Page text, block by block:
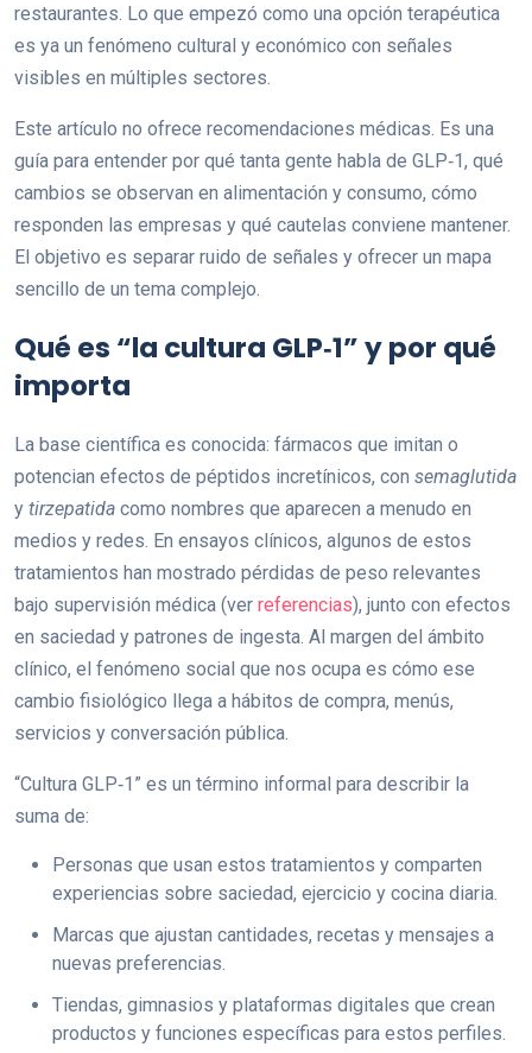
restaurantes. Lo que empezó como una opción terapéutica
es ya un fenómeno cultural y económico con señales
visibles en múltiples sectores.
Este artículo no ofrece recomendaciones médicas. Es una
guía para entender por qué tanta gente habla de GLP‑1, qué
cambios se observan en alimentación y consumo, cómo
responden las empresas y qué cautelas conviene mantener.
El objetivo es separar ruido de señales y ofrecer un mapa
sencillo de un tema complejo.
Qué es “la cultura GLP‑1” y por qué
importa
La base científica es conocida: fármacos que imitan o
potencian efectos de péptidos incretínicos, con semaglutida
y tirzepatida como nombres que aparecen a menudo en
medios y redes. En ensayos clínicos, algunos de estos
tratamientos han mostrado pérdidas de peso relevantes
bajo supervisión médica (ver referencias), junto con efectos
en saciedad y patrones de ingesta. Al margen del ámbito
clínico, el fenómeno social que nos ocupa es cómo ese
cambio fisiológico llega a hábitos de compra, menús,
servicios y conversación pública.
“Cultura GLP‑1” es un término informal para describir la
suma de:
Personas que usan estos tratamientos y comparten
experiencias sobre saciedad, ejercicio y cocina diaria.
Marcas que ajustan cantidades, recetas y mensajes a
nuevas preferencias.
Tiendas, gimnasios y plataformas digitales que crean
productos y funciones específicas para estos perfiles.